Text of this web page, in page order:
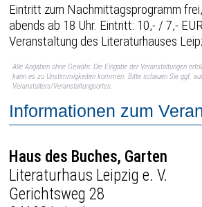
Eintritt zum Nachmittagsprogramm
abends ab 18 Uhr. Eintritt: 10,- / 7,-
Veranstaltung des Literaturhauses
Alle Angaben ohne Gewähr. Die Eingabe der Veranstaltungen
kann es zu Unstimmigkeiten kommen. Bitte schauen Sie ggf.
Veranstalters/Veranstaltungsortes.
Informationen zum
Haus des Buches, Garten
Literaturhaus Leipzig e. V.
Gerichtsweg 28